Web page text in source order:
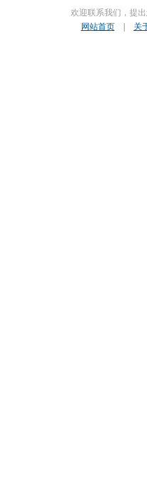
欢迎联系我们，提
网站首页| 关